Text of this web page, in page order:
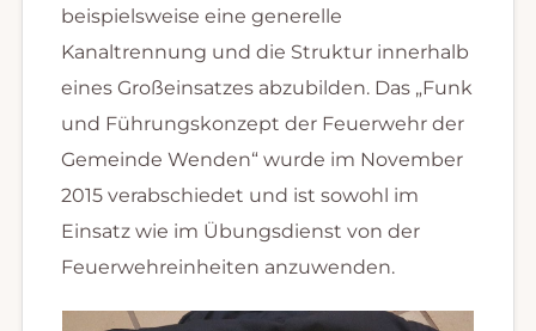
beispielsweise eine generelle
Kanaltrennung und die Struktur innerhalb
eines Großeinsatzes abzubilden. Das „Funk
und Führungskonzept der Feuerwehr der
Gemeinde Wenden“ wurde im November
2015 verabschiedet und ist sowohl im
Einsatz wie im Übungsdienst von der
Feuerwehreinheiten anzuwenden.